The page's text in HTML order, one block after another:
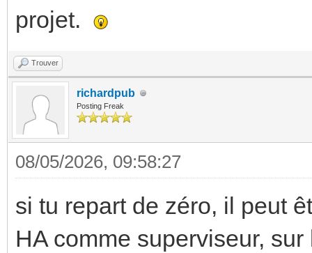
projet.
Trouver
richardpub
Posting Freak
08/05/2026, 09:58:27
si tu repart de zéro, il peut
HA comme superviseur,